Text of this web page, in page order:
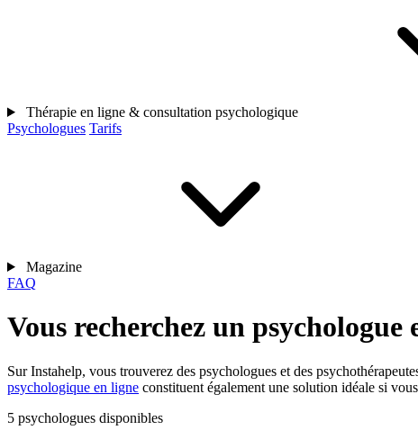
Thérapie en ligne & consultation psychologique
Psychologues Tarifs
Magazine
FAQ
Vous recherchez un
Sur Instahelp, vous trouverez des psychologues et des
psychologique en ligne constituent également une solution idéale si
5 psychologues disponibles